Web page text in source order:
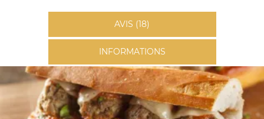
AVIS (18)
INFORMATIONS